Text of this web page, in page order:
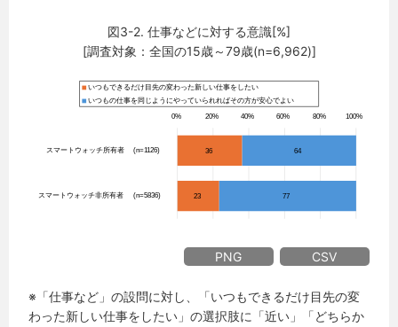
図3-2. 仕事などに対する意識[%]
[調査対象：全国の15歳～79歳(n=6,962)]
PNG CSV
※「仕事など」の設問に対し、「いつもできるだけ目先の変
わった新しい仕事をしたい」の選択肢に「近い」「どちらか